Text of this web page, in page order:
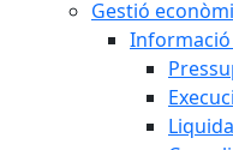
Gestió